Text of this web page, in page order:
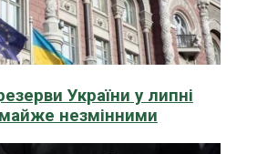
України у липні
незмінними